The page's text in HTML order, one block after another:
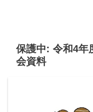
保護中: 令和4
会資料